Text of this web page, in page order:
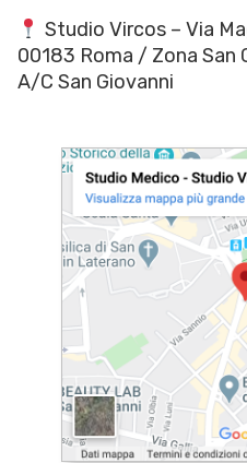
Studio Vircos – Via
00183 Roma / Zona San
A/C San Giovanni